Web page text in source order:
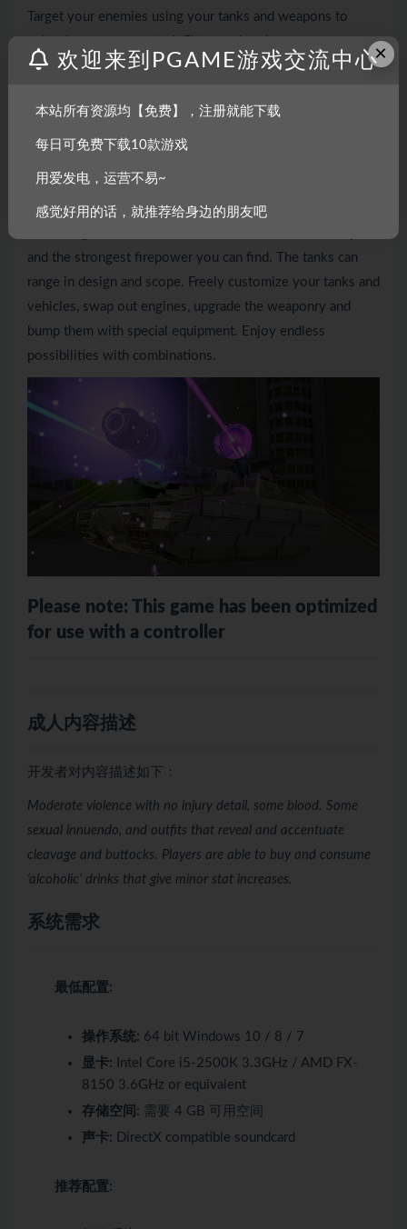
Target your enemies using your tanks and weapons to
unleash your powers to inflict massive damage.
Salvage and Build!
and the strongest firepower you can find. The tanks can
range in design and scope. Freely customize your tanks and
vehicles, swap out engines, upgrade the weaponry and
bump them with special equipment. Enjoy endless
possibilities with combinations.
Please note: This game has been optimized
for use with a controller
成人内容描述
开发者对内容描述如下：
Moderate violence with no injury detail, some blood. Some
sexual innuendo, and outfits that reveal and accentuate
cleavage and buttocks. Players are able to buy and consume
‘alcoholic’ drinks that give minor stat increases.
系统需求
最低配置:
操作系统: 64 bit Windows 10 / 8 / 7
显卡: Intel Core i5-2500K 3.3GHz / AMD FX-
8150 3.6GHz or equivalent
存储空间: 需要 4 GB 可用空间
声卡: DirectX compatible soundcard
推荐配置:
×
欢迎来到PGAME游戏交流中心
本站所有资源均【免费】，注册就能下载
每日可免费下载10款游戏
用爱发电，运营不易~
感觉好用的话，就推荐给身边的朋友吧